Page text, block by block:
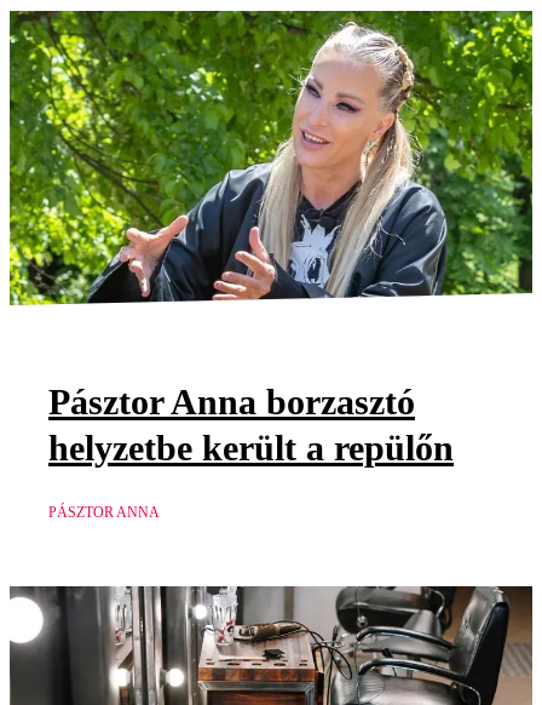
Pásztor Anna borzasztó
helyzetbe került a repülőn
PÁSZTOR ANNA